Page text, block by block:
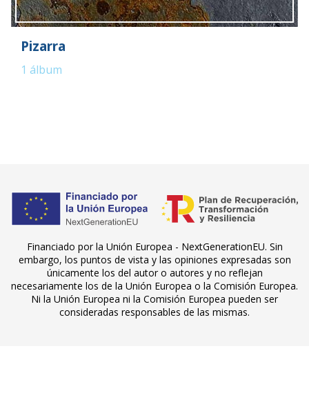
Pizarra
1 álbum
Financiado por la Unión Europea - NextGenerationEU. Sin
embargo, los puntos de vista y las opiniones expresadas son
únicamente los del autor o autores y no reflejan
necesariamente los de la Unión Europea o la Comisión Europea.
Ni la Unión Europea ni la Comisión Europea pueden ser
consideradas responsables de las mismas.